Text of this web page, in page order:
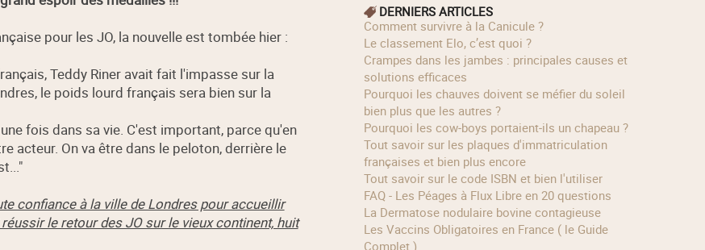
pour les JO, la nouvelle est tombée hier :
Teddy Riner avait fait l'impasse sur la
le poids lourd français sera bien sur la
fois dans sa vie. C'est important, parce qu'en
acteur. On va être dans le peloton, derrière le
confiance à la ville de Londres pour accueillir
le retour des JO sur le vieux continent, huit
DERNIERS ARTICLES
Comment survivre à la Canicule ?
Le classement Elo, c’est quoi ?
Crampes dans les jambes : principales causes et
solutions efficaces
Pourquoi les chauves doivent se méfier du soleil
bien plus que les autres ?
Pourquoi les cow‑boys portaient‑ils un chapeau ?
Tout savoir sur les plaques d'immatriculation
françaises et bien plus encore
Tout savoir sur le code ISBN et bien l'utiliser
FAQ - Les Péages à Flux Libre en 20 questions
La Dermatose nodulaire bovine contagieuse
Les Vaccins Obligatoires en France ( le Guide
Complet )